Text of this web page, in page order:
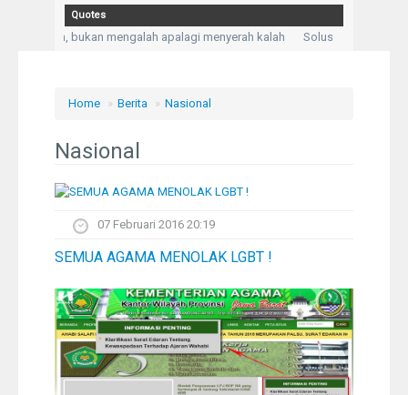
Pelangi
Galeri Foto
Ustadz
Peta Lokasi
Kontak
Quotes
bukan mengalah apalagi menyerah kalah
Solusi untuk setiap
Home » Berita » Nasional
Nasional
07 Februari 2016 20:19
SEMUA AGAMA MENOLAK LGBT !